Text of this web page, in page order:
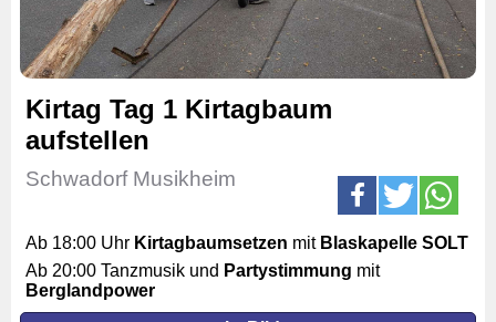
Kirtag Tag 1 Kirtagbaum
aufstellen
Schwadorf Musikheim
Ab 18:00 Uhr Kirtagbaumsetzen mit Blaskapelle SOLT
Ab 20:00 Tanzmusik und Partystimmung mit
Berglandpower